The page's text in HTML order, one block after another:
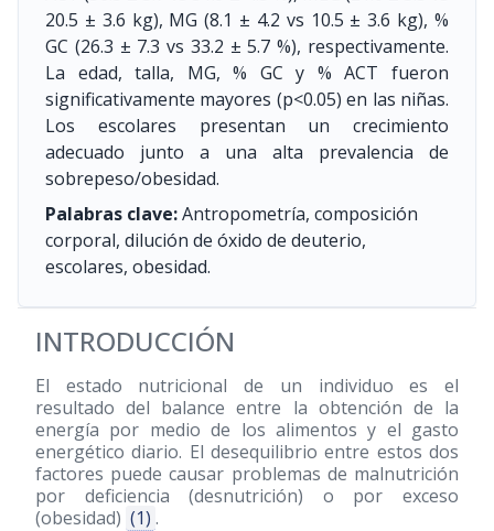
20.5 ± 3.6 kg), MG (8.1 ± 4.2 vs 10.5 ± 3.6 kg), %
GC (26.3 ± 7.3 vs 33.2 ± 5.7 %), respectivamente.
La edad, talla, MG, % GC y % ACT fueron
significativamente mayores (p<0.05) en las niñas.
Los escolares presentan un crecimiento
adecuado junto a una alta prevalencia de
sobrepeso/obesidad.
Palabras clave:Antropometría, composición
corporal, dilución de óxido de deuterio,
escolares, obesidad.
INTRODUCCIÓN
El estado nutricional de un individuo es el
resultado del balance entre la obtención de la
energía por medio de los alimentos y el gasto
energético diario. El desequilibrio entre estos dos
factores puede causar problemas de malnutrición
por deficiencia (desnutrición) o por exceso
(obesidad) (1) .